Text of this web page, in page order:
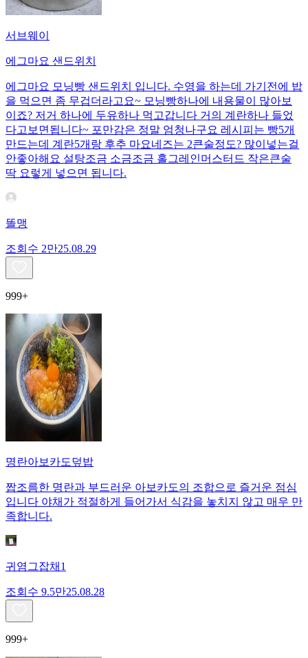
서브웨이
에그마요 샌드위치
에그마요 모닝빵 샌드위치 입니다. 수영을 하는데 가기전에 밥
을 먹으면 좀 무겁더라고요~ 모닝빵하나에 내용물이 많아보
이죠? 저거 하나에 두유하나 먹고갑니다 거의 계란하나 들었
다고보면됩니다~ 포만감은 정말 엄청나구요 레시피는 빵5개
만드는데 계란5개랑 후추 마요네즈는 2큰술정도? 많이넣는걸
안좋아해요 설탕조금 소금조금 홀그레인머스터드 작은큰술
딱 요렇게 넣으면 됩니다.
똘맹
조회수 2만25.08.29
999+
명란아보카도덮밥
짭조름한 명란과 부드러운 아보카도의 조합으로 즐거운 점심
입니다 야채가 적절하게 들어가서 식감을 놓치지 않고 매우 만
족합니다.
귀염그잡채1
조회수 9.5만25.08.28
999+